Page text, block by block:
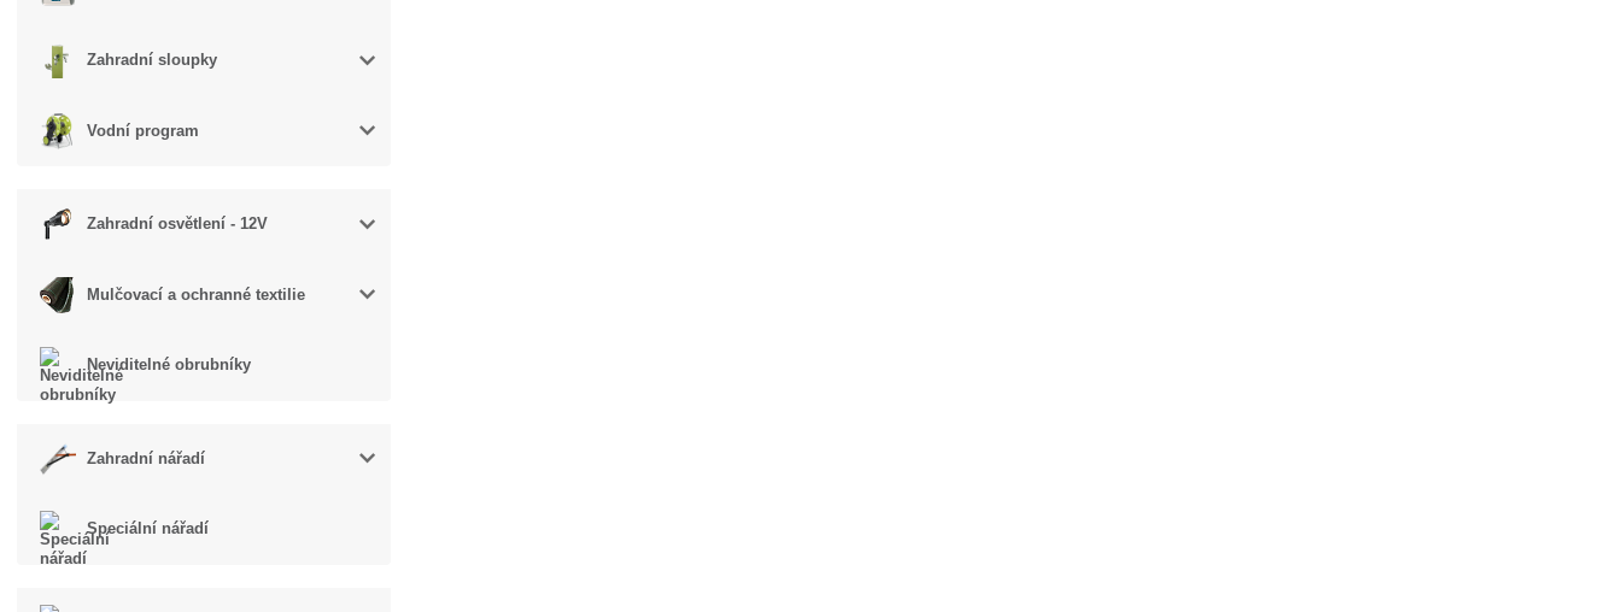
Zahradní sloupky
Vodní program
Zahradní osvětlení - 12V
Mulčovací a ochranné textilie
Neviditelné obrubníky
Zahradní nářadí
Speciální nářadí